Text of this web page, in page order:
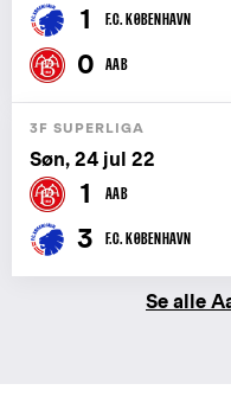
1 F.C. KØBENHAVN
0 AAB
3F SUPERLIGA
Søn, 24 jul 22
1 AAB
3 F.C. KØBENHAVN
Se alle